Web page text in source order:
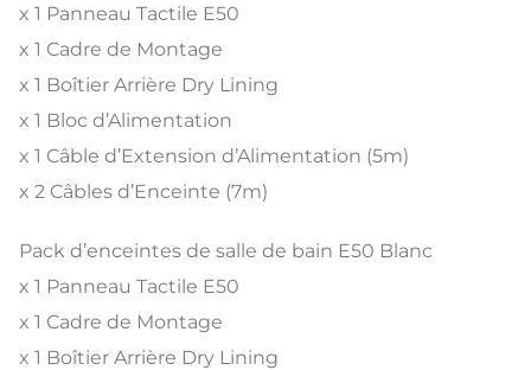
x 1 Panneau Tactile E50
x 1 Cadre de Montage
x 1 Boîtier Arrière Dry Lining
x 1 Bloc d’Alimentation
x 1 Câble d’Extension d’Alimentation (5m)
x 2 Câbles d’Enceinte (7m)
Pack d’enceintes de salle de bain E50 Blanc
x 1 Panneau Tactile E50
x 1 Cadre de Montage
x 1 Boîtier Arrière Dry Lining